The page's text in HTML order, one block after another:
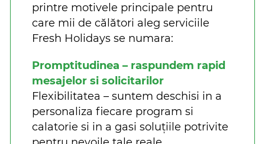
printre motivele principale pentru
care mii de călători aleg serviciile
Fresh Holidays se numara:
Promptitudinea – raspundem rapid
mesajelor si solicitarilor
Flexibilitatea – suntem deschisi in a
personaliza fiecare program si
calatorie si in a gasi soluțiile potrivite